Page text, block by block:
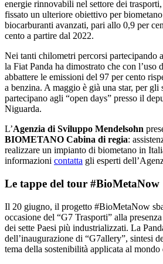
energie rinnovabili nel settore dei
fissato un ulteriore obiettivo per
biocarburanti avanzati, pari allo 0,9 per
cento a partire dal 2022.
Nei tanti chilometri percorsi partecipando
la Fiat Panda ha dimostrato che con l’uso
abbattere le emissioni del 97 per cento
a benzina. A maggio è già una star, per
partecipano agli “open days” presso il
Niguarda.
L’Agenzia di Sviluppo Mendelsohn
BIOMETANO Cabina di regia:
realizzare un impianto di biometano in
informazioni contatta gli esperti
Le tappe del tour #BioMetaNow
Il 20 giugno, il progetto #BioMetaNow
occasione del “G7 Trasporti” alla
dei sette Paesi più industrializzati. La
dell’inaugurazione di “G7allery”, sintesi
tema della sostenibilità applicata al